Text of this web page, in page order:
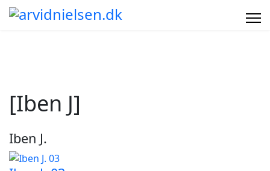
[Iben J]
Iben J.